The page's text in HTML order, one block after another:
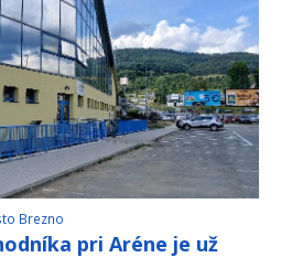
Brezno
pri Aréne je už